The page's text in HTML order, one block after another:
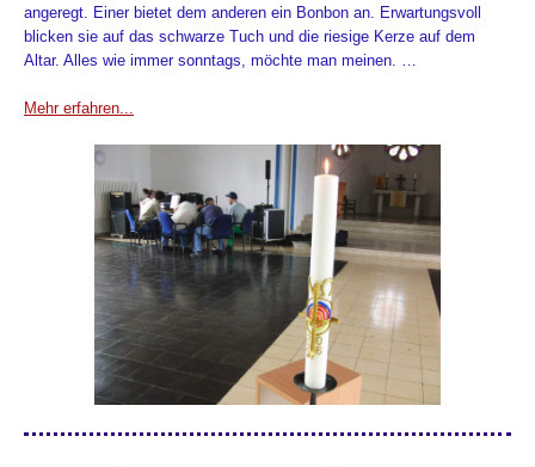
angeregt. Einer bietet dem anderen ein Bonbon an. Erwartungsvoll
blicken sie auf das schwarze Tuch und die riesige Kerze auf dem
Altar. Alles wie immer sonntags, möchte man meinen. …
Mehr erfahren...